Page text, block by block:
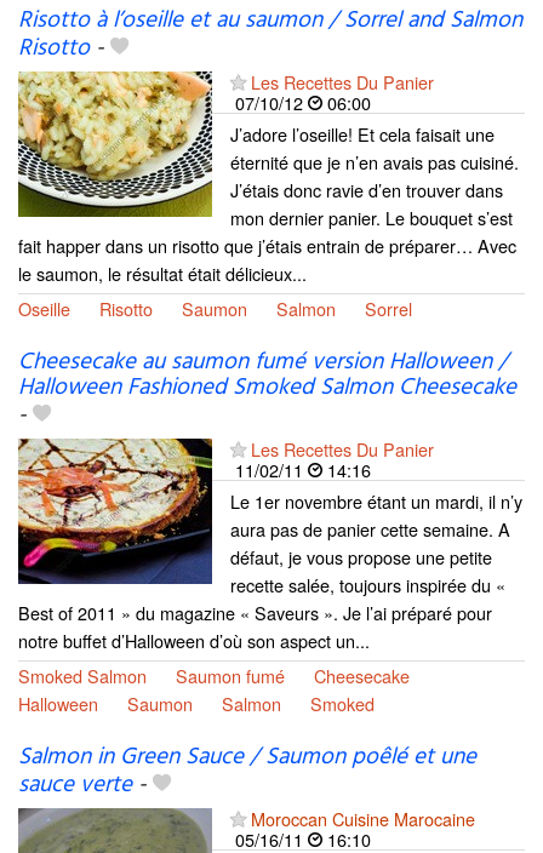
Risotto à l’oseille et au saumon / Sorrel and Salmon
Risotto-
Les Recettes Du Panier
07/10/12
06:00
J’adore l’oseille! Et cela faisait une
éternité que je n’en avais pas cuisiné.
J’étais donc ravie d’en trouver dans
mon dernier panier. Le bouquet s’est
fait happer dans un risotto que j’étais entrain de préparer… Avec
le saumon, le résultat était délicieux...
Oseille
Risotto Saumon Salmon Sorrel
Cheesecake au saumon fumé version Halloween /
Halloween Fashioned Smoked Salmon Cheesecake
-
Les Recettes Du Panier
11/02/11
14:16
Le 1er novembre étant un mardi, il n’y
aura pas de panier cette semaine. A
défaut, je vous propose une petite
recette salée, toujours inspirée du «
Best of 2011 » du magazine « Saveurs ». Je l’ai préparé pour
notre buffet d’Halloween d’où son aspect un...
Smoked Salmon
Saumon fumé
Cheesecake
Halloween
Saumon Salmon Smoked
Salmon in Green Sauce / Saumon poêlé et une
sauce verte-
Moroccan Cuisine Marocaine
05/16/11
16:10